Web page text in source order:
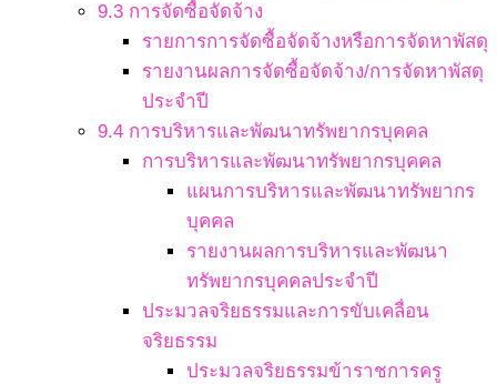
9.3 การจัดซื้อจัดจ้าง
รายการการจัดซื้อจัดจ้างหรือการจัดหาพัสดุ
รายงานผลการจัดซื้อจัดจ้าง/การจัดหาพัสดุ
ประจำปี
9.4 การบริหารและพัฒนาทรัพยากรบุคคล
การบริหารและพัฒนาทรัพยากรบุคคล
แผนการบริหารและพัฒนาทรัพยากร
บุคคล
รายงานผลการบริหารและพัฒนา
ทรัพยากรบุคคลประจำปี
ประมวลจริยธรรมและการขับเคลื่อน
จริยธรรม
ประมวลจริยธรรมข้าราชการครู